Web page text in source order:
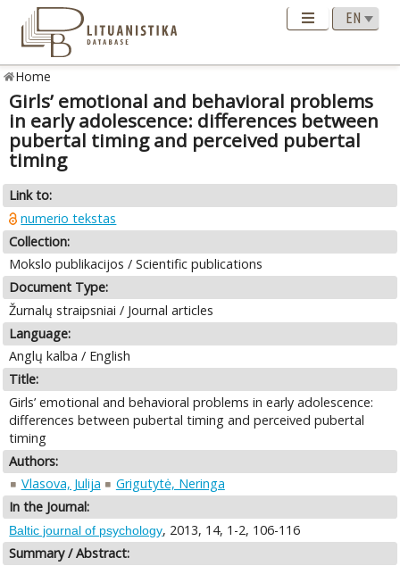
Home
Girls’ emotional and behavioral problems
in early adolescence: differences between
pubertal timing and perceived pubertal
timing
Link to:
numerio tekstas
Collection:
Mokslo publikacijos / Scientific publications
Document Type:
Žurnalų straipsniai / Journal articles
Language:
Anglų kalba / English
Title:
Girls’ emotional and behavioral problems in early adolescence:
differences between pubertal timing and perceived pubertal
timing
Authors:
Vlasova, Julija
Grigutytė, Neringa
In the Journal:
Baltic journal of psychology, 2013, 14, 1-2, 106-116
Summary / Abstract: